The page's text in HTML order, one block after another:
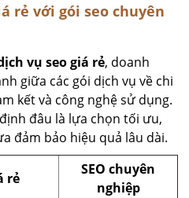
rẻ với gói seo chuyên
vụ seo giá rẻ, doanh
giữa các gói dịch vụ về chi
kết và công nghệ sử dụng.
đâu là lựa chọn tối ưu,
đảm bảo hiệu quả lâu dài.
rẻ
SEO chuyên
nghiệp